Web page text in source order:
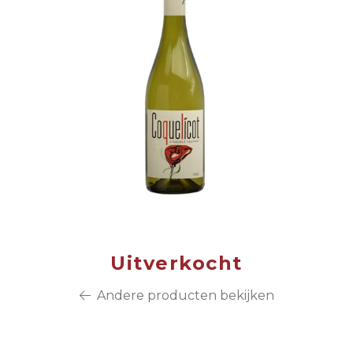
Uitverkocht
Andere producten bekijken